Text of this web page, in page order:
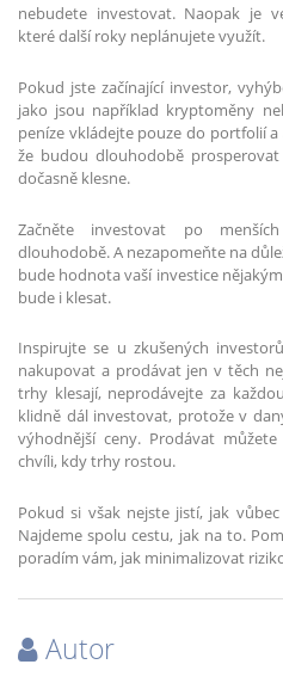
nebudete investovat. Naopak je
které další roky neplánujete využít.
Pokud jste začínající investor,
jako jsou například kryptoměny
peníze vkládejte pouze do portfolií
že budou dlouhodobě
dočasně klesne.
Začněte investovat po
dlouhodobě. A nezapomeňte na
bude hodnota vaší investice
bude i klesat.
Inspirujte se u zkušených
nakupovat a prodávat jen v těch
trhy klesají, neprodávejte za
klidně dál investovat, protože v
výhodnější ceny. Prodávat
chvíli, kdy trhy rostou.
Pokud si však nejste jistí, jak
Najdeme spolu cestu, jak na to.
poradím vám, jak minimalizovat
Autor